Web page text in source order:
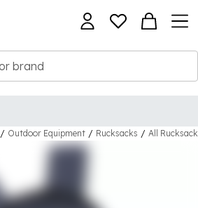
/ Outdoor Equipment / Rucksacks / All